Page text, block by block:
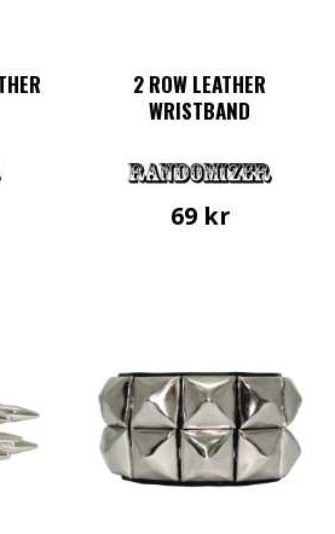
2 ROW LEATHER
WRISTBAND
69 kr